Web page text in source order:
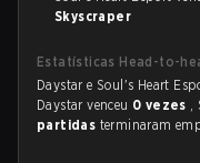
Skyscraper
Estatísticas Head-to-
Daystar e Soul's Heart
Daystar venceu 0 vezes ,
partidas terminaram